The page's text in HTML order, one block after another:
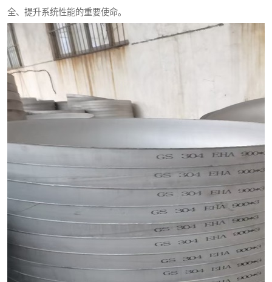
全、提升系统性能的重要使命。